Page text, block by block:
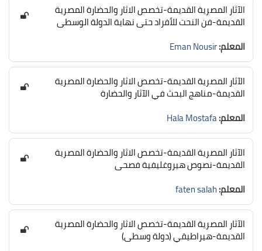
الآثار المصرية القديمة-تخصص الاثار والحضارة المصرية
القديمة-فن النحت للأفراد حتى نهاية الدولة الوسطى
المعلم:Eman Nousir
الآثار المصرية القديمة-تخصص الاثار والحضارة المصرية
القديمة-مناهج البحث في الآثار والحضارة
المعلم:Hala Mostafa
الآثار المصرية القديمة-تخصص الاثار والحضارة المصرية
القديمة-نصوص هيروغليفية فصحى
المعلم:faten salah
الآثار المصرية القديمة-تخصص الاثار والحضارة المصرية
القديمة-هيراطيقي (دولة وسطى)